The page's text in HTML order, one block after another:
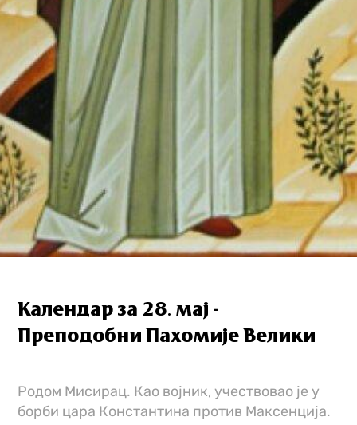
Календар за 28. мај -
Преподобни Пахомије Велики
Родом Мисирац. Као војник, учествовао је у
борби цара Константина против Максенција.